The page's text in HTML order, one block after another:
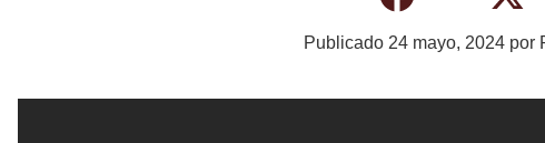
Publicado 24 mayo, 2024 por